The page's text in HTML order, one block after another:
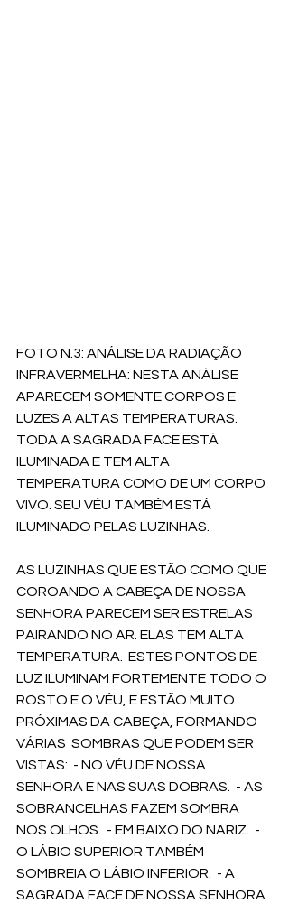
FOTO N.3: ANÁLISE DA RADIAÇÃO
INFRAVERMELHA: NESTA ANÁLISE
APARECEM SOMENTE CORPOS E
LUZES A ALTAS TEMPERATURAS.
TODA A SAGRADA FACE ESTÁ
ILUMINADA E TEM ALTA
TEMPERATURA COMO DE UM CORPO
VIVO. SEU VÉU TAMBÉM ESTÁ
ILUMINADO PELAS LUZINHAS.
AS LUZINHAS QUE ESTÃO COMO QUE
COROANDO A CABEÇA DE NOSSA
SENHORA PARECEM SER ESTRELAS
PAIRANDO NO AR. ELAS TEM ALTA
TEMPERATURA.  ESTES PONTOS DE
LUZ ILUMINAM FORTEMENTE TODO O
ROSTO E O VÉU, E ESTÃO MUITO
PRÓXIMAS DA CABEÇA, FORMANDO
VÁRIAS  SOMBRAS QUE PODEM SER
VISTAS:  - NO VÉU DE NOSSA
SENHORA E NAS SUAS DOBRAS.  - AS
SOBRANCELHAS FAZEM SOMBRA
NOS OLHOS.  - EM BAIXO DO NARIZ.  -
O LÁBIO SUPERIOR TAMBÉM
SOMBREIA O LÁBIO INFERIOR.  - A
SAGRADA FACE DE NOSSA SENHORA